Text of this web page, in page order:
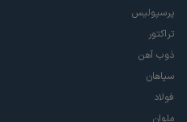
پرسپولیس
تراکتور
ذوب آهن
سپاهان
فولاد
ملوان